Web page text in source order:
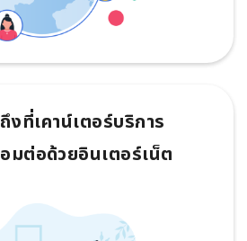
งที่เคาน์เตอร์บริการ
มต่อด้วยอินเตอร์เน็ต